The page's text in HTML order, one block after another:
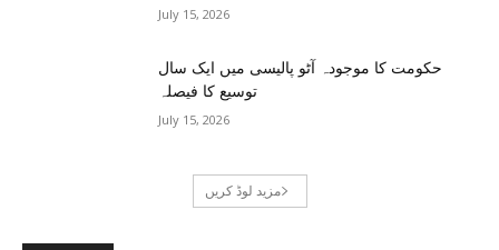
July 15, 2026
حکومت کا موجودہ آٹو پالیسی میں ایک سال
توسیع کا فیصلہ
July 15, 2026
مزید لوڈ کریں